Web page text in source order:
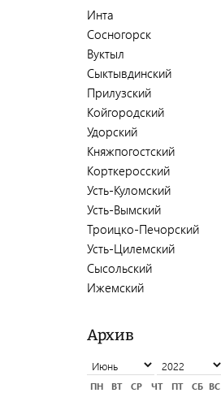
Инта
Сосногорск
Вуктыл
Сыктывдинский
Прилузский
Койгородский
Удорский
Княжпогостский
Корткеросский
Усть-Куломский
Усть-Вымский
Троицко-Печорский
Усть-Цилемский
Сысольский
Ижемский
Архив
ПН ВТ СР ЧТ ПТ СБ ВС